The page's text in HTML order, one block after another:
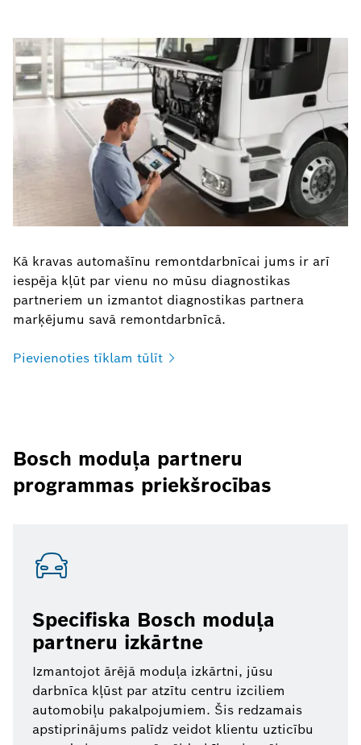
Kā kravas automašīnu remontdarbnīcai jums ir arī
iespēja kļūt par vienu no mūsu diagnostikas
partneriem un izmantot diagnostikas partnera
marķējumu savā remontdarbnīcā.
Pievienoties tīklam tūlīt
Bosch moduļa partneru
programmas priekšrocības
Specifiska Bosch moduļa
partneru izkārtne
Izmantojot ārējā moduļa izkārtni, jūsu
darbnīca kļūst par atzītu centru izciliem
automobiļu pakalpojumiem. Šis redzamais
apstiprinājums palīdz veidot klientu uzticību